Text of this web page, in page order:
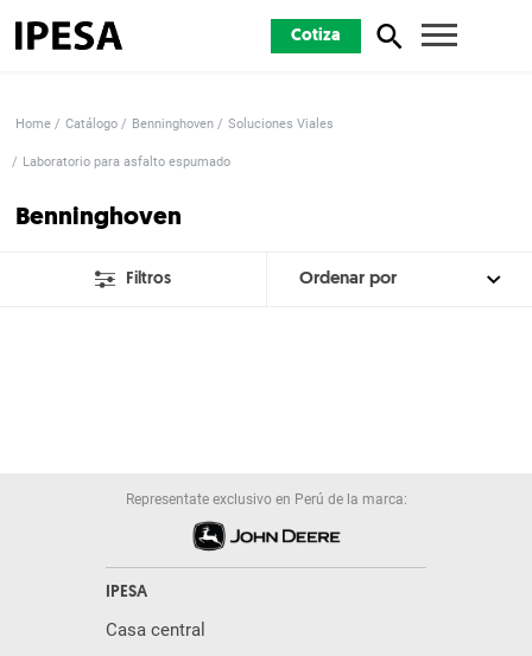
Cotiza
Home Catálogo Benninghoven Soluciones Viales
Laboratorio para asfalto espumado
Benninghoven
Filtros
Representate exclusivo en Perú de la marca:
IPESA
Casa central